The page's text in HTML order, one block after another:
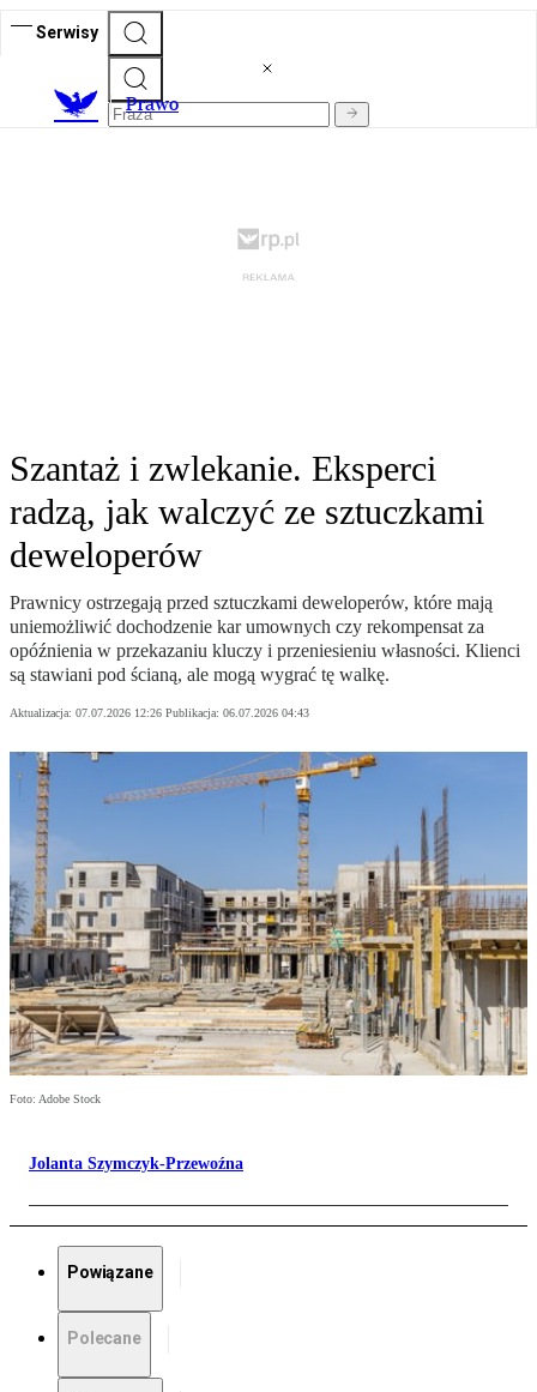
Serwisy
Prawo
Szantaż i zwlekanie. Eksperci
radzą, jak walczyć ze sztuczkami
deweloperów
Prawnicy ostrzegają przed sztuczkami deweloperów, które mają
uniemożliwić dochodzenie kar umownych czy rekompensat za
opóźnienia w przekazaniu kluczy i przeniesieniu własności. Klienci
są stawiani pod ścianą, ale mogą wygrać tę walkę.
Aktualizacja: 07.07.2026 12:26 Publikacja: 06.07.2026 04:43
Foto: Adobe Stock
Jolanta Szymczyk-Przewoźna
Powiązane
Polecane